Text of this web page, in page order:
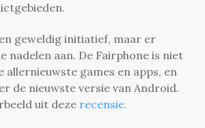
geweldig initiatief, maar er
nadelen aan. De Fairphone is niet
allernieuwste games en apps, en
de nieuwste versie van Android.
uit deze recensie.